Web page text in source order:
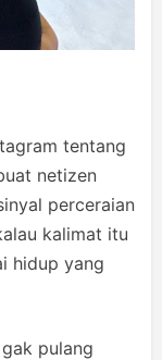
tentang
netizen
perceraian
kalimat itu
hidup yang
pulang